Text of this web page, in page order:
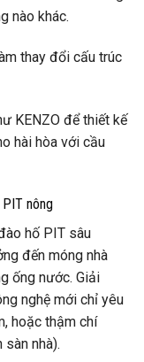
nào khác.
thay đổi cấu trúc
KENZO để thiết kế
hài hòa với cầu
nông
hố PIT sâu
đến móng nhà
ống nước. Giải
nghệ mới chỉ yêu
hoặc thậm chí
nhà).